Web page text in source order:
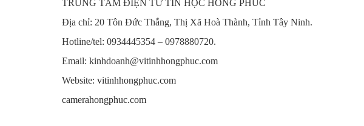
TRUNG TÂM ĐIỆN TỬ TIN HỌC HỒNG PHÚC
Địa chỉ: 20 Tôn Đức Thắng, Thị Xã Hoà Thành, Tỉnh Tây Ninh.
Hotline/tel: 0934445354 – 0978880720.
Email: kinhdoanh@vitinhhongphuc.com
Website: vitinhhongphuc.com
camerahongphuc.com